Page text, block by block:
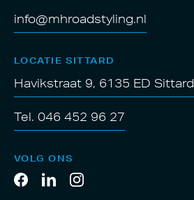
info@mhroadstyling.nl
LOCATIE SITTARD
Havikstraat 9, 6135 ED Sittard
Tel. 046 452 96 27
VOLG ONS